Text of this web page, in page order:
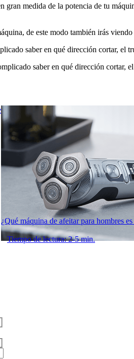
gran medida de la potencia de tu
de este modo también irás
saber en qué dirección cortar,
saber en qué dirección
¿Qué máquina de afeitar para hombres
Tiempo de lectura: 2-5 min.